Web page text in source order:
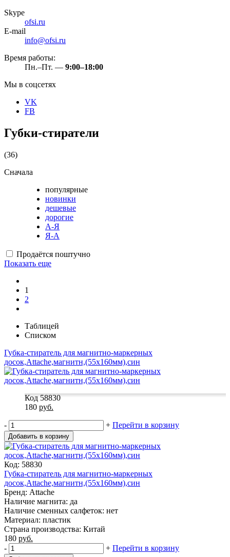
Skype
ofsi.ru
E-mail
info@ofsi.ru
Время работы:
Пн.–Пт. — 9:00–18:00
Мы в соцсетях
VK
FB
Губки-стиратели
(36)
Сначала
популярные
новинки
дешевые
дорогие
А-Я
Я-А
Продаётся поштучно
Показать еще
1
2
Таблицей
Списком
Губка-стиратель для магнитно-маркерных
досок,Attache,магнитн,(55x160мм),син
Код 58830
180 руб.
- + Перейти в корзину
Добавить в корзину
Код: 58830
Губка-стиратель для магнитно-маркерных
досок,Attache,магнитн,(55x160мм),син
Бренд: Attache
Наличие магнита: да
Наличие сменных салфеток: нет
Материал: пластик
Страна производства: Китай
180 руб.
-
+ Перейти в корзину